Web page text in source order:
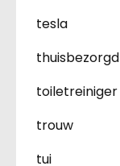
tesla
thuisbezorgd
toiletreiniger
trouw
tui